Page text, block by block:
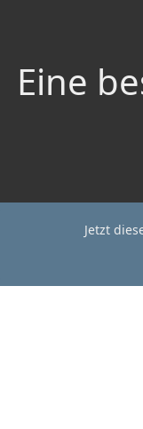
Eine
Jetzt